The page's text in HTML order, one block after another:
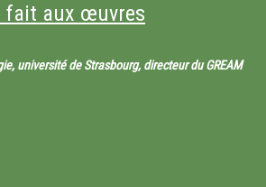
fait aux œuvres
université de Strasbourg, directeur du GREAM